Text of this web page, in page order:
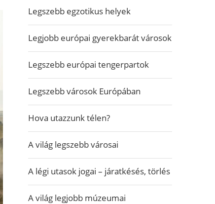
Legszebb egzotikus helyek
Legjobb európai gyerekbarát városok
Legszebb európai tengerpartok
Legszebb városok Európában
Hova utazzunk télen?
A világ legszebb városai
A légi utasok jogai – járatkésés, törlés
A világ legjobb múzeumai